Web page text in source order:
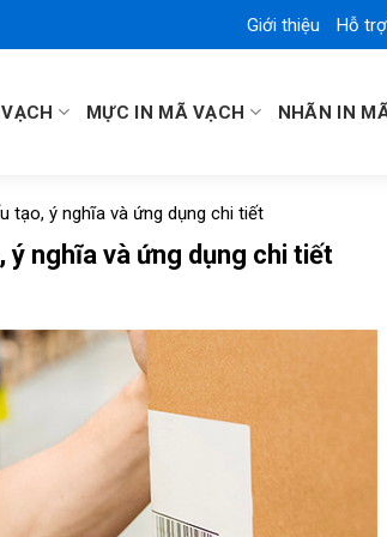
Giới thiệu Hỗ
MỰC IN MÃ VẠCH NHÃN IN
tạo, ý nghĩa và ứng dụng chi tiết
ý nghĩa và ứng dụng chi tiết